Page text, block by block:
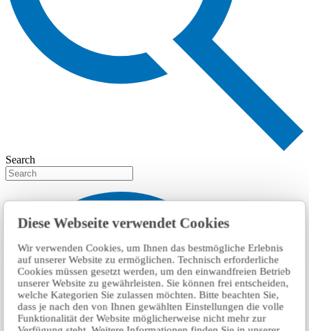
Diese Webseite verwendet Cookies
Wir verwenden Cookies, um Ihnen das bestmögliche Erlebnis
auf unserer Website zu ermöglichen. Technisch erforderliche
Cookies müssen gesetzt werden, um den einwandfreien Betrieb
unserer Website zu gewährleisten. Sie können frei entscheiden,
welche Kategorien Sie zulassen möchten. Bitte beachten Sie,
dass je nach den von Ihnen gewählten Einstellungen die volle
Funktionalität der Website möglicherweise nicht mehr zur
Search